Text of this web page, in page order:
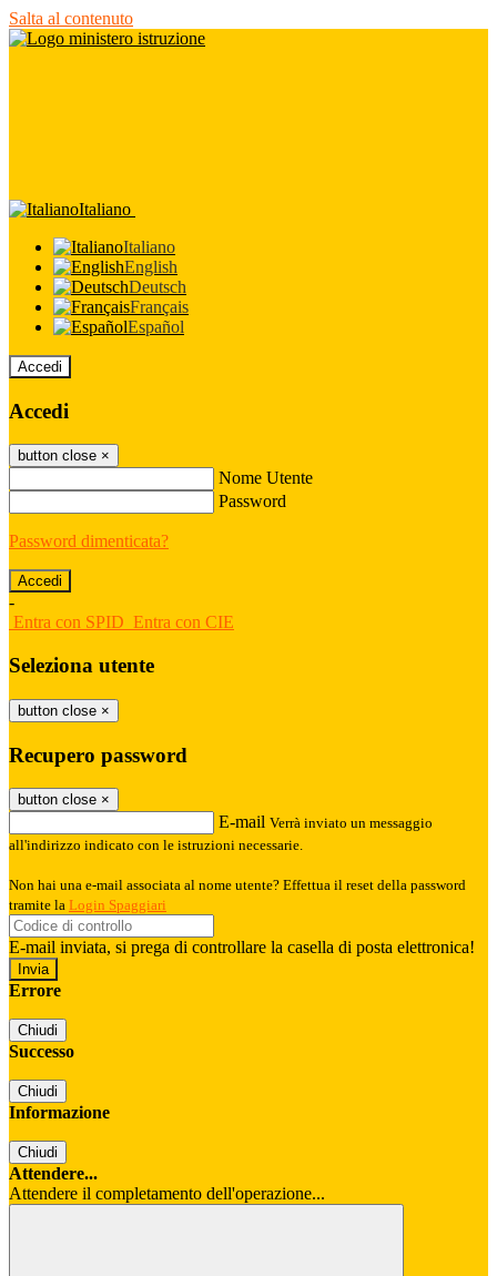
Salta al contenuto
Italiano
Italiano
English
Deutsch
Français
Español
Accedi
Accedi
button close ×
Nome Utente
Password
Password dimenticata?
-
Entra con SPID Entra con CIE
Seleziona utente
button close ×
Recupero password
button close ×
E-mail Verrà inviato un messaggio
all'indirizzo indicato con le istruzioni necessarie.
Non hai una e-mail associata al nome utente? Effettua il reset della password
tramite la Login Spaggiari
E-mail inviata, si prega di controllare la casella di posta elettronica!
Errore
Chiudi
Successo
Chiudi
Informazione
Chiudi
Attendere...
Attendere il completamento dell'operazione...